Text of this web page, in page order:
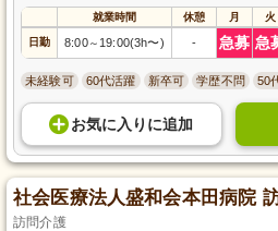
就業時間 休憩 月 火
日勤 8:00～ 19:00(3h〜) - 急募 急
未経験可 60代活躍 新卒可 学歴不問 50
お気に入り に追加
社会医療法人盛和会本田病院
訪問介護